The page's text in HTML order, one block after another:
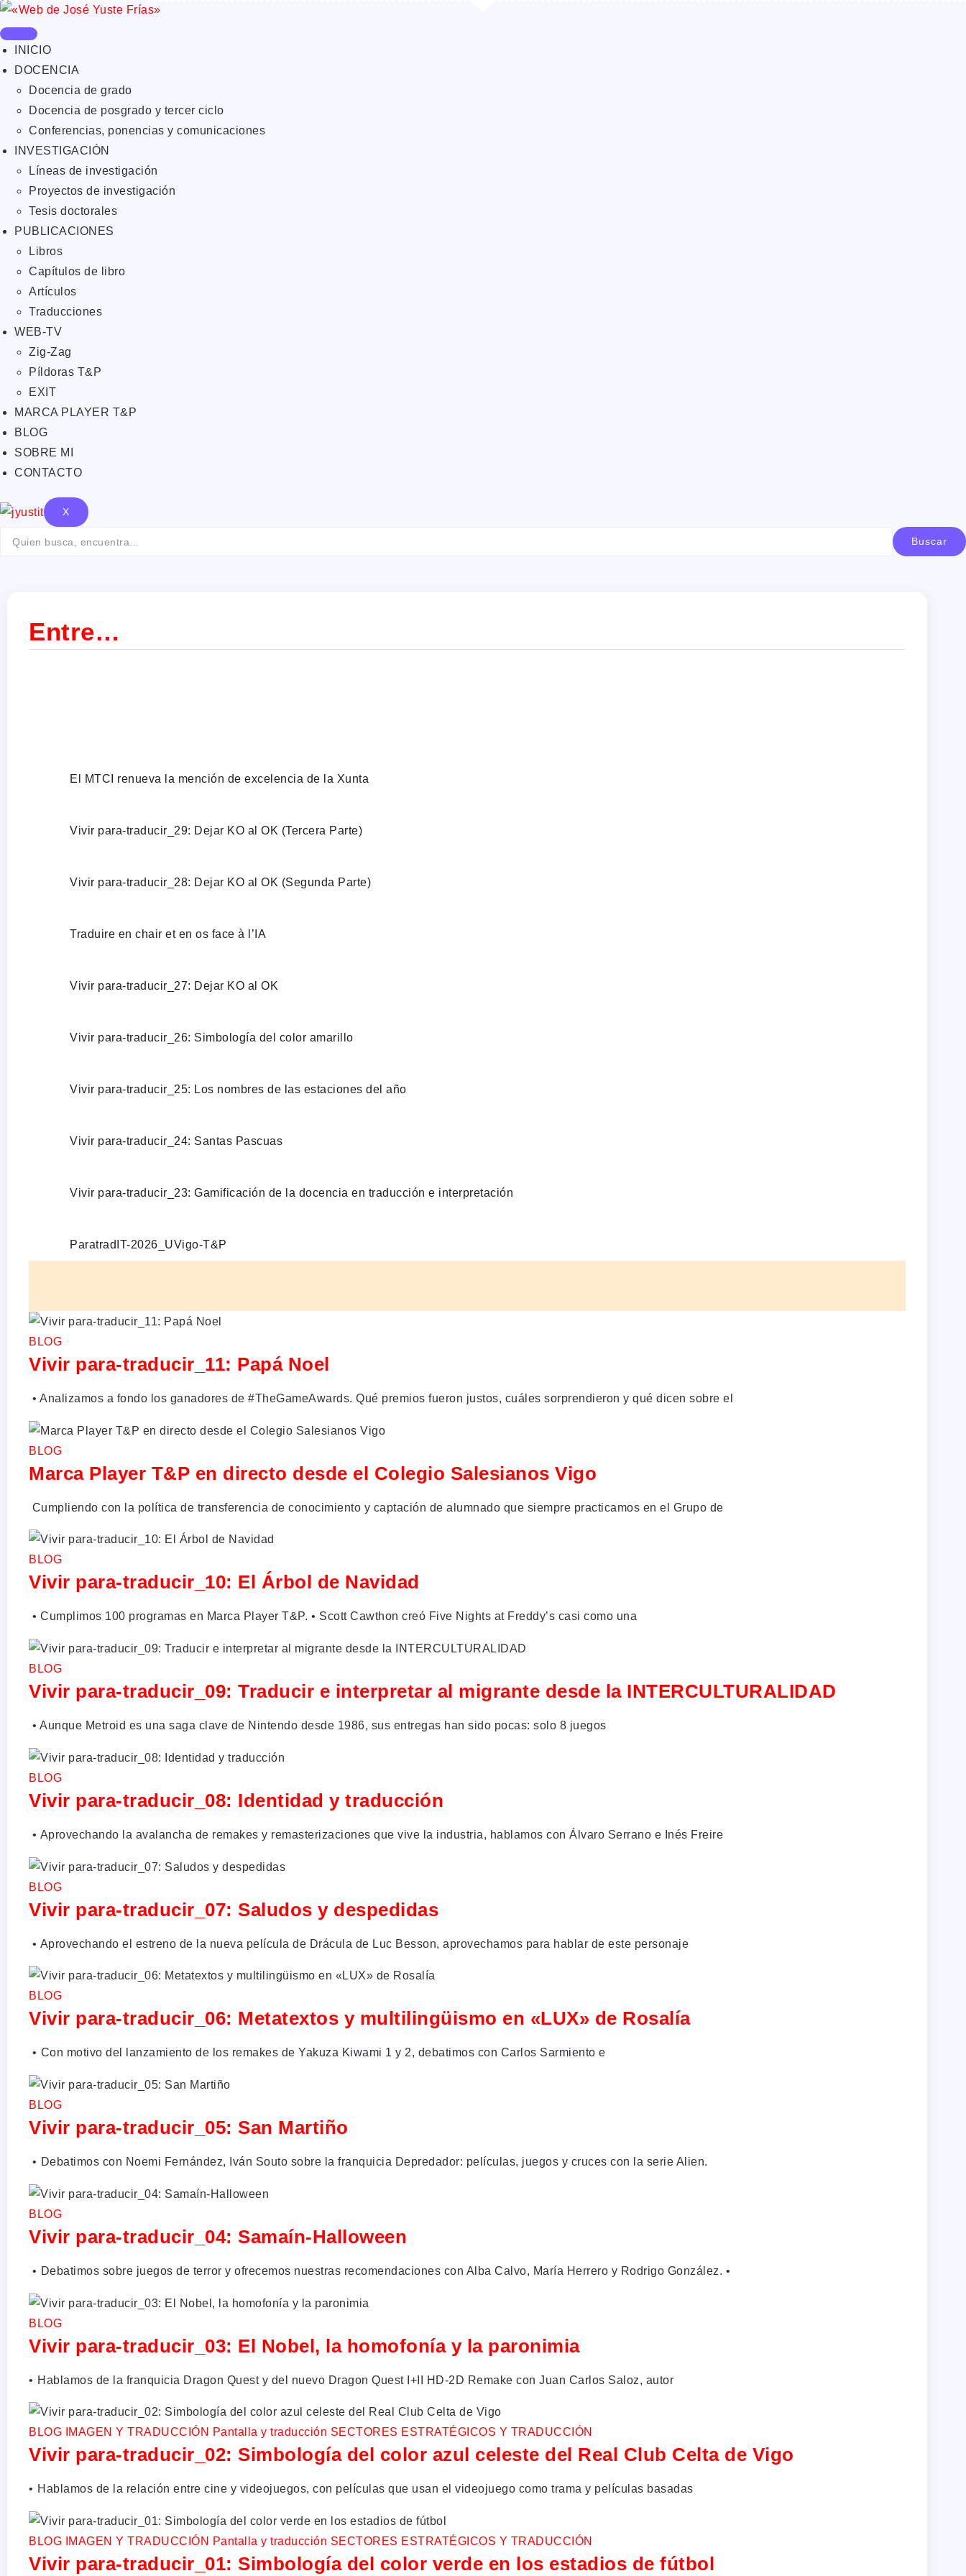
INICIO
DOCENCIA
Docencia de grado
Docencia de posgrado y tercer ciclo
Conferencias, ponencias y comunicaciones
INVESTIGACIÓN
Líneas de investigación
Proyectos de investigación
Tesis doctorales
PUBLICACIONES
Libros
Capítulos de libro
Artículos
Traducciones
WEB-TV
Zig-Zag
Píldoras T&P
EXIT
MARCA PLAYER T&P
BLOG
SOBRE MI
CONTACTO
X
Buscar
Entre…
El MTCI renueva la mención de excelencia de la Xunta
Vivir para-traducir_29: Dejar KO al OK (Tercera Parte)
Vivir para-traducir_28: Dejar KO al OK (Segunda Parte)
Traduire en chair et en os face à l’IA
Vivir para-traducir_27: Dejar KO al OK
Vivir para-traducir_26: Simbología del color amarillo
Vivir para-traducir_25: Los nombres de las estaciones del año
Vivir para-traducir_24: Santas Pascuas
Vivir para-traducir_23: Gamificación de la docencia en traducción e interpretación
ParatradIT-2026_UVigo-T&P
BLOG
Vivir para-traducir_11: Papá Noel
•⁠ Analizamos a fondo los ganadores de #TheGameAwards. Qué premios fueron justos, cuáles sorprendieron y qué dicen sobre el
BLOG
Marca Player T&P en directo desde el Colegio Salesianos Vigo
Cumpliendo con la política de transferencia de conocimiento y captación de alumnado que siempre practicamos en el Grupo de
BLOG
Vivir para-traducir_10: El Árbol de Navidad
•⁠ Cumplimos 100 programas en Marca Player T&P. •⁠ Scott Cawthon creó Five Nights at Freddy’s casi como una
BLOG
Vivir para-traducir_09: Traducir e interpretar al migrante desde la INTERCULTURALIDAD
•⁠ Aunque Metroid es una saga clave de Nintendo desde 1986, sus entregas han sido pocas: solo 8 juegos
BLOG
Vivir para-traducir_08: Identidad y traducción
•⁠ ⁠Aprovechando la avalancha de remakes y remasterizaciones que vive la industria, hablamos con Álvaro Serrano e Inés Freire
BLOG
Vivir para-traducir_07: Saludos y despedidas
•⁠ ⁠Aprovechando el estreno de la nueva película de Drácula de Luc Besson, aprovechamos para hablar de este personaje
BLOG
Vivir para-traducir_06: Metatextos y multilingüismo en «LUX» de Rosalía
•⁠ ⁠Con motivo del lanzamiento de los remakes de Yakuza Kiwami 1 y 2, debatimos con Carlos Sarmiento e
BLOG
Vivir para-traducir_05: San Martiño
•⁠ ⁠Debatimos con Noemi Fernández, Iván Souto sobre la franquicia Depredador: películas, juegos y cruces con la serie Alien.
BLOG
Vivir para-traducir_04: Samaín-Halloween
•⁠ ⁠Debatimos sobre juegos de terror y ofrecemos nuestras recomendaciones con Alba Calvo, María Herrero y Rodrigo González. •⁠
BLOG
Vivir para-traducir_03: El Nobel, la homofonía y la paronimia
•⁠ ⁠Hablamos de la franquicia Dragon Quest y del nuevo Dragon Quest I+II HD-2D Remake con Juan Carlos Saloz, autor
BLOG IMAGEN Y TRADUCCIÓN Pantalla y traducción SECTORES ESTRATÉGICOS Y TRADUCCIÓN
Vivir para-traducir_02: Simbología del color azul celeste del Real Club Celta de Vigo
•⁠ ⁠Hablamos de la relación entre cine y videojuegos, con películas que usan el videojuego como trama y películas basadas
BLOG IMAGEN Y TRADUCCIÓN Pantalla y traducción SECTORES ESTRATÉGICOS Y TRADUCCIÓN
Vivir para-traducir_01: Simbología del color verde en los estadios de fútbol